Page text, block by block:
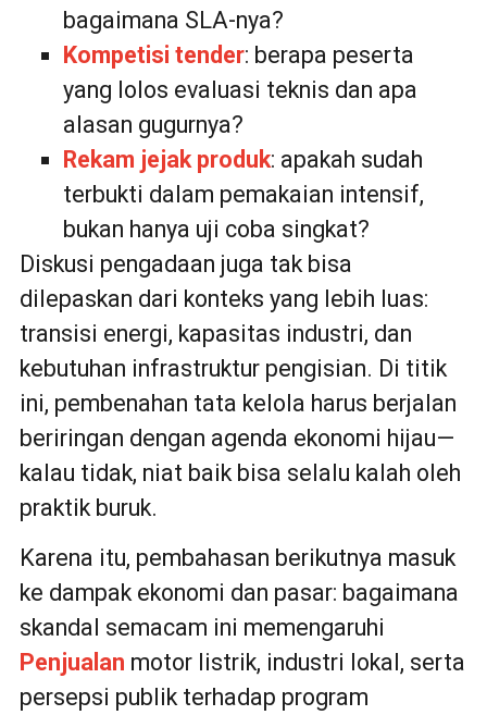
bagaimana SLA-nya?
Kompetisi tender: berapa peserta
yang lolos evaluasi teknis dan apa
alasan gugurnya?
Rekam jejak produk: apakah sudah
terbukti dalam pemakaian intensif,
bukan hanya uji coba singkat?
Diskusi pengadaan juga tak bisa
dilepaskan dari konteks yang lebih luas:
transisi energi, kapasitas industri, dan
kebutuhan infrastruktur pengisian. Di titik
ini, pembenahan tata kelola harus berjalan
beriringan dengan agenda ekonomi hijau—
kalau tidak, niat baik bisa selalu kalah oleh
praktik buruk.
Karena itu, pembahasan berikutnya masuk
ke dampak ekonomi dan pasar: bagaimana
skandal semacam ini memengaruhi
Penjualan motor listrik, industri lokal, serta
persepsi publik terhadap program